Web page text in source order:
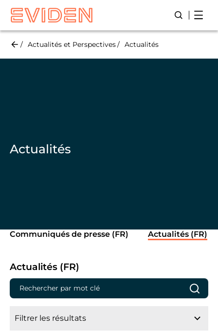
Skip
main
Lancer/
Actualités et Perspectives Actualités
Actualités
Communiqués de presse (FR) Actualités (FR)
Actualités (FR)
Filtrer les résultats